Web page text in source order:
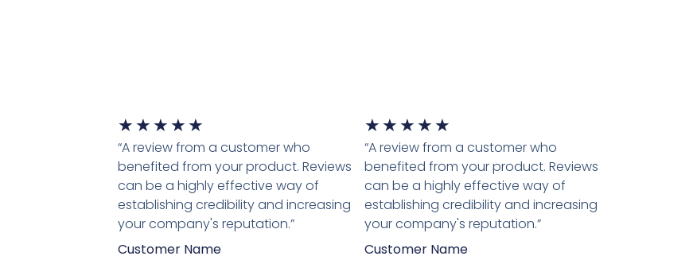
★ ★ ★ ★ ★
“A review from a customer who
benefited from your product. Reviews
can be a highly effective way of
establishing credibility and increasing
your company's reputation.”
Customer Name
★ ★ ★ ★ ★
“A review from a customer who
benefited from your product. Reviews
can be a highly effective way of
establishing credibility and increasing
your company's reputation.”
Customer Name